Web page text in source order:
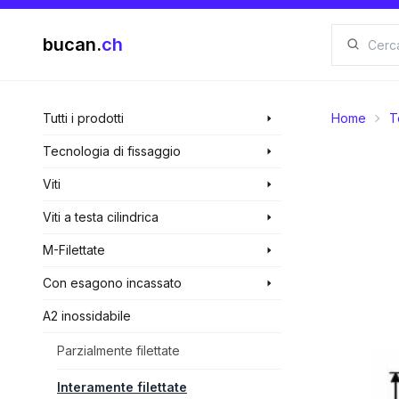
bucan.ch
Tutti i prodotti
Tecnologia di fissaggio
Viti
Viti a testa cilindrica
M-Filettate
Con esagono incassato
A2 inossidabile
Parzialmente filettate
Interamente filettate
Home